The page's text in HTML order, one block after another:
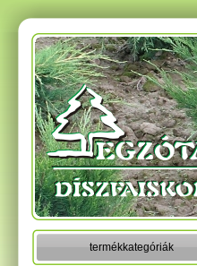
termékkategóriák